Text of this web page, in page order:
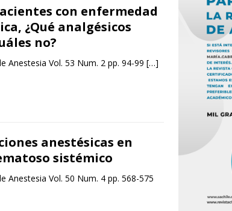
con enfermedad
¿Qué analgésicos
no?
Anestesia Vol. 53 Num. 2 pp. 94-99 […]
anestésicas en
sistémico
Anestesia Vol. 50 Num. 4 pp. 568-575